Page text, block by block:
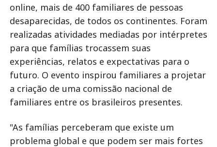
online, mais de 400 familiares de pessoas
desaparecidas, de todos os continentes. Foram
realizadas atividades mediadas por intérpretes
para que famílias trocassem suas
experiências, relatos e expectativas para o
futuro. O evento inspirou familiares a projetar
a criação de uma comissão nacional de
familiares entre os brasileiros presentes.
"As famílias perceberam que existe um
problema global e que podem ser mais fortes